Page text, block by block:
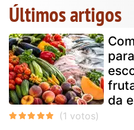
Últimos artigos
da